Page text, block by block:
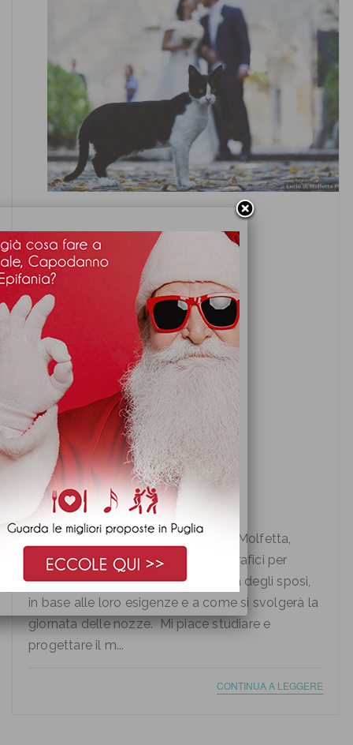
Fotografo per matrimonio
Fotografo per matrimonio Lucio di Molfetta,
Bisceglie, Puglia I miei servizi fotografici per
matrimonio sono costruiti su misura degli sposi,
in base alle loro esigenze e a come si svolgerà la
giornata delle nozze. Mi piace studiare e
progettare il m...
CONTINUA A LEGGERE